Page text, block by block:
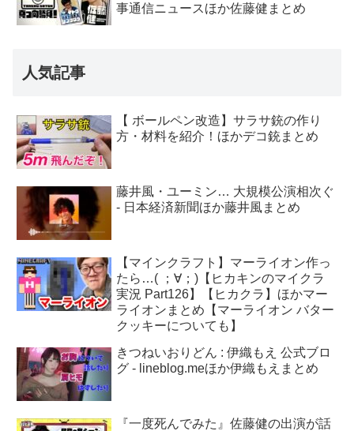
事通信ニュースほか佐藤健まとめ
人気記事
【 ボールペン改造】サラサ銃の作り
方・材料を紹介！ほかデコ銃まとめ
藤井風・ユーミン… 大規模公演相次ぐ
- 日本経済新聞ほか藤井風まとめ
【マインクラフト】マーライオン作っ
たら…( ；∀；)【ヒカキンのマイクラ
実況 Part126】【ヒカクラ】ほかマー
ライオンまとめ【マーライオン バター
クッキーについても】
きつねいおりどん : 伊織もえ 公式ブロ
グ - lineblog.meほか伊織もえまとめ
『一度死んでみた』佐藤健の出演が話